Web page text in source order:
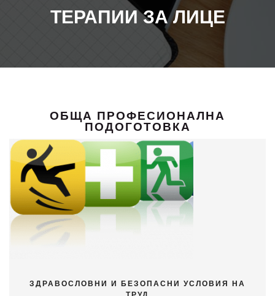
ТЕРАПИИ ЗА ЛИЦЕ
ОБЩА ПРОФЕСИОНАЛНА
ПОДОГОТОВКА
ЗДРАВОСЛОВНИ И БЕЗОПАСНИ УСЛОВИЯ НА